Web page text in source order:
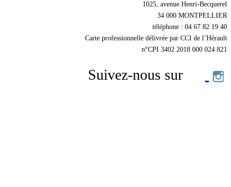
1025, avenue Henri-Becquerel
34 000 MONTPELLIER
téléphone : 04 67 82 19 40
Carte professionnelle délivrée par CCI de l’Hérault
n°CPI 3402 2018 000 024 821
Suivez-nous sur